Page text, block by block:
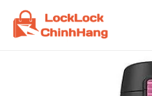
Skip
content